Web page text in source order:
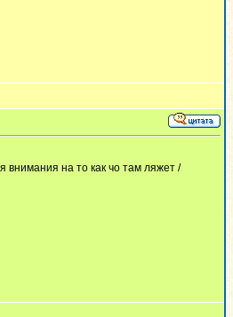
на то как чо там ляжет /